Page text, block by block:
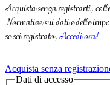
Acquista senza registrarti,
Normative sui dati e delle
se sei registrato,Accedi ora!
Acquista senza
Dati di accesso